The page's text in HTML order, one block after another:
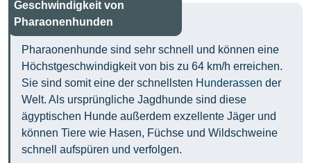
Geschwindigkeit von
Pharaonenhunden
Pharaonenhunde sind sehr schnell und können eine
Höchstgeschwindigkeit von bis zu 64 km/h erreichen.
Sie sind somit eine der schnellsten Hunderassen der
Welt. Als ursprüngliche Jagdhunde sind diese
ägyptischen Hunde außerdem exzellente Jäger und
können Tiere wie Hasen, Füchse und Wildschweine
schnell aufspüren und verfolgen.